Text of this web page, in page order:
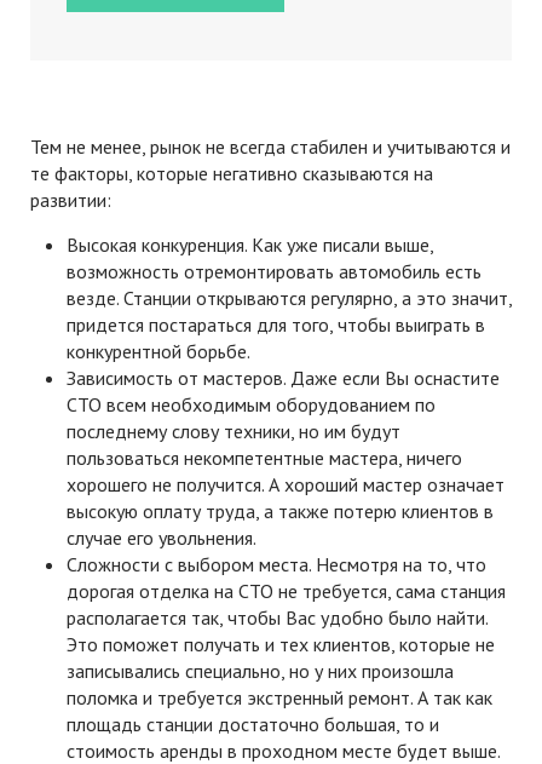
Тем не менее, рынок не всегда стабилен и учитываются и
те факторы, которые негативно сказываются на
развитии:
Высокая конкуренция. Как уже писали выше,
возможность отремонтировать автомобиль есть
везде. Станции открываются регулярно, а это значит,
придется постараться для того, чтобы выиграть в
конкурентной борьбе.
Зависимость от мастеров. Даже если Вы оснастите
СТО всем необходимым оборудованием по
последнему слову техники, но им будут
пользоваться некомпетентные мастера, ничего
хорошего не получится. А хороший мастер означает
высокую оплату труда, а также потерю клиентов в
случае его увольнения.
Сложности с выбором места. Несмотря на то, что
дорогая отделка на СТО не требуется, сама станция
располагается так, чтобы Вас удобно было найти.
Это поможет получать и тех клиентов, которые не
записывались специально, но у них произошла
поломка и требуется экстренный ремонт. А так как
площадь станции достаточно большая, то и
стоимость аренды в проходном месте будет выше.